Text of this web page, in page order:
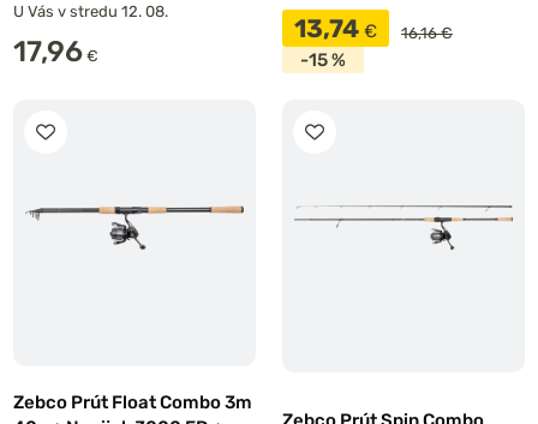
U Vás v stredu 12. 08.
17,96 €
13,74 € 16,16 €
-15 %
Zebco Prút Float Combo 3m